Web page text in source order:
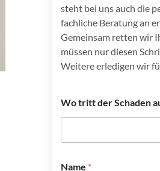
steht bei uns auch die
fachliche Beratung an
Gemeinsam retten wir
müssen nur diesen
Weitere erledigen wir
Wo tritt der Schaden
Name *